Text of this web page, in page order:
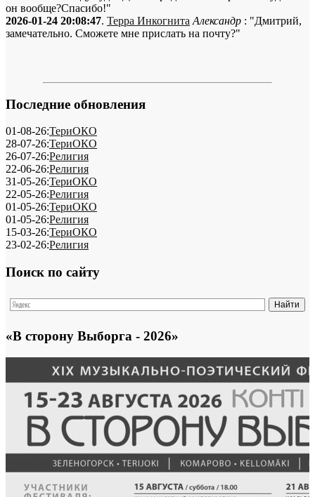
он вообще?Спасибо!"
2026-01-24 20:08:47. Терра Инкогнита Александр : "Дмитрий,
замечательно. Сможете мне прислать на почту?"
Последние обновления
01-08-26:ТериОКО
28-07-26:ТериОКО
26-07-26:Религия
22-06-26:Религия
31-05-26:ТериОКО
22-05-26:Религия
01-05-26:ТериОКО
01-05-26:Религия
15-03-26:ТериОКО
23-02-26:Религия
Поиск по сайту
«В сторону Выборга - 2026»